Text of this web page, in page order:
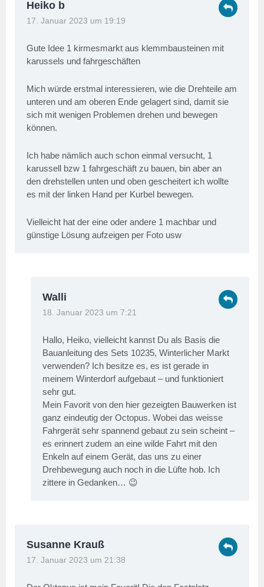
Heiko b
17. Januar 2023 um 19:19
Gute Idee 1 kirmesmarkt aus klemmbausteinen mit
karussels und fahrgeschäften
Mich würde erstmal interessieren, wie die Drehteile am
unteren und am oberen Ende gelagert sind, damit sie
sich mit wenigen Problemen drehen und bewegen
können.
Ich habe nämlich auch schon einmal versucht, 1
karussell bzw 1 fahrgeschäft zu bauen, bin aber an
den drehstellen unten und oben gescheitert ich wollte
es mit der linken Hand per Kurbel bewegen.
Vielleicht hat der eine oder andere 1 machbar und
günstige Lösung aufzeigen per Foto usw
Walli
18. Januar 2023 um 7:21
Hallo, Heiko, vielleicht kannst Du als Basis die
Bauanleitung des Sets 10235, Winterlicher Markt
verwenden? Ich besitze es, es ist gerade in
meinem Winterdorf aufgebaut – und funktioniert
sehr gut.
Mein Favorit von den hier gezeigten Bauwerken ist
ganz eindeutig der Octopus. Wobei das weisse
Fahrgerät sehr spannend gebaut zu sein scheint –
es erinnert zudem an eine wilde Fahrt mit den
Enkeln auf einem Gerät, das uns zu einer
Drehbewegung auch noch in die Lüfte hob. Ich
zittere in Gedanken… 😉
Susanne Krauß
17. Januar 2023 um 21:38